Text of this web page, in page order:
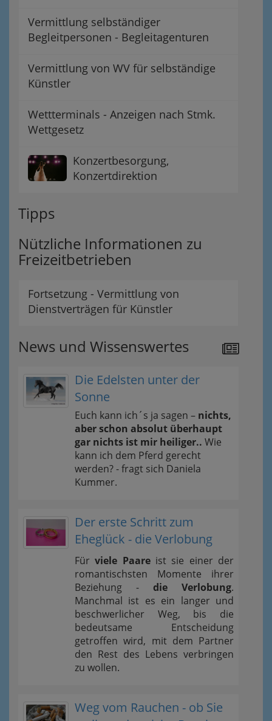
Vermittlung selbständiger
Begleitpersonen - Begleitagenturen
Vermittlung von WV für selbständige
Künstler
Wettterminals - Anzeigen nach Stmk.
Wettgesetz
Konzertbesorgung,
Konzertdirektion
Tipps
Nützliche Informationen zu
Freizeitbetrieben
Fortsetzung - Vermittlung von
Dienstverträgen für Künstler
News und Wissenswertes
Die Edelsten unter der
Sonne
Euch kann ich´s ja sagen – nichts,
aber schon absolut überhaupt
gar nichts ist mir heiliger.. Wie
kann ich dem Pferd gerecht
werden? - fragt sich Daniela
Kummer.
Der erste Schritt zum
Eheglück - die Verlobung
Fürviele Paareist sie einer der
romantischsten Momente ihrer
Beziehung - die Verlobung.
Manchmal ist es ein langer und
beschwerlicher Weg, bis die
bedeutsame Entscheidung
getroffen wird, mit dem Partner
den Rest des Lebens verbringen
zu wollen.
Weg vom Rauchen - ob Sie